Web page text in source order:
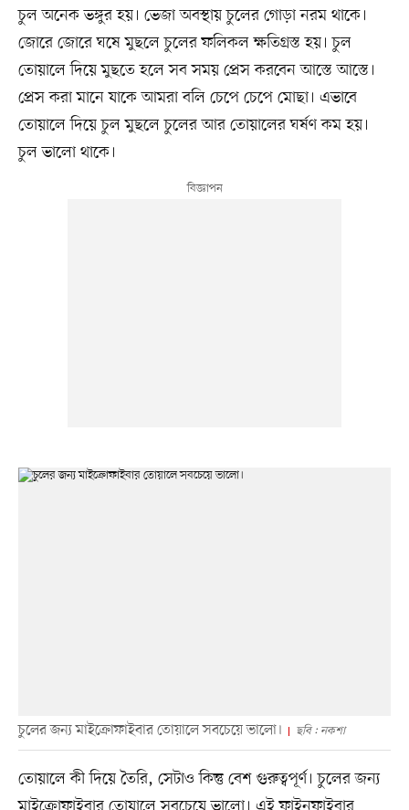
চুল অনেক ভঙ্গুর হয়। ভেজা অবস্থায় চুলের গোড়া নরম থাকে।
জোরে জোরে ঘষে মুছলে চুলের ফলিকল ক্ষতিগ্রস্ত হয়। চুল
তোয়ালে দিয়ে মুছতে হলে সব সময় প্রেস করবেন আস্তে আস্তে।
প্রেস করা মানে যাকে আমরা বলি চেপে চেপে মোছা। এভাবে
তোয়ালে দিয়ে চুল মুছলে চুলের আর তোয়ালের ঘর্ষণ কম হয়।
চুল ভালো থাকে।
চুলের জন্য মাইক্রোফাইবার তোয়ালে সবচেয়ে ভালো। ছবি : নকশা
তোয়ালে কী দিয়ে তৈরি, সেটাও কিন্তু বেশ গুরুত্বপূর্ণ। চুলের জন্য